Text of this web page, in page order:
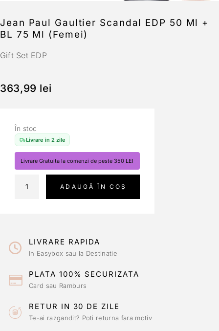
Jean Paul Gaultier Scandal EDP 50 Ml +
BL 75 Ml (Femei)
Gift Set EDP
363,99 lei
În stoc
Livrare in 2 zile
Livrare Gratuita la comenzi de peste 350 LEI
ADAUGĂ ÎN COȘ
LIVRARE RAPIDA
In Easybox sau la Destinatie
PLATA 100% SECURIZATA
Card sau Ramburs
RETUR IN 30 DE ZILE
Te-ai razgandit? Poti returna fara motiv